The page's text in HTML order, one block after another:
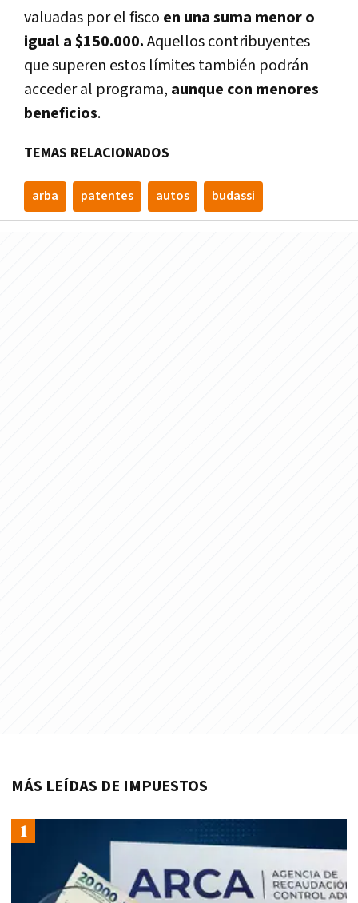
valuadas por el fisco en una suma menor o
igual a $150.000.Aquellos contribuyentes
que superen estos límites también podrán
acceder al programa, aunque con menores
beneficios.
TEMAS RELACIONADOS
arba patentes autos budassi
MÁS LEÍDAS DE IMPUESTOS